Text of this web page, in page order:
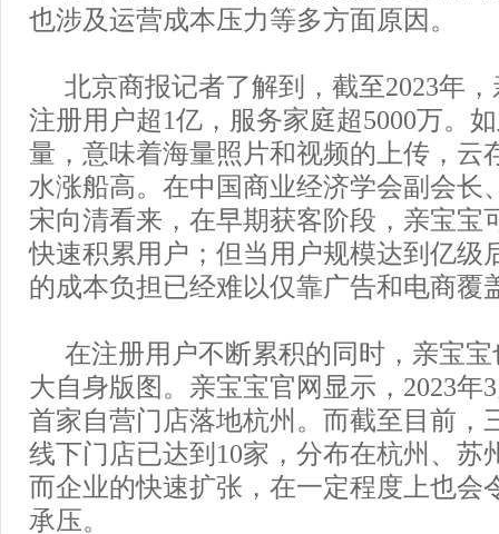
也涉及运营成本压力等多方面原因。
北京商报记者了解到，截至2023年
注册用户超1亿，服务家庭超5000万。
量，意味着海量照片和视频的上传，云
水涨船高。在中国商业经济学会副会长
宋向清看来，在早期获客阶段，亲宝宝
快速积累用户；但当用户规模达到亿级
的成本负担已经难以仅靠广告和电商覆
在注册用户不断累积的同时，亲宝
大自身版图。亲宝宝官网显示，2023年
首家自营门店落地杭州。而截至目前，
线下门店已达到10家，分布在杭州、苏
而企业的快速扩张，在一定程度上也会
承压。